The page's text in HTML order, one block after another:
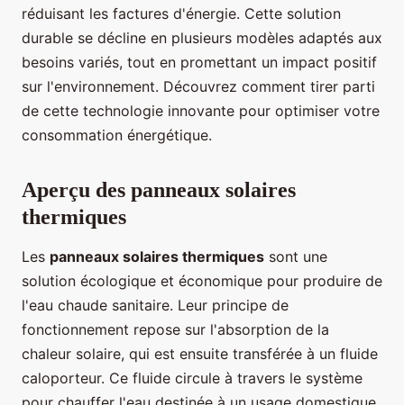
réduisant les factures d'énergie. Cette solution
durable se décline en plusieurs modèles adaptés aux
besoins variés, tout en promettant un impact positif
sur l'environnement. Découvrez comment tirer parti
de cette technologie innovante pour optimiser votre
consommation énergétique.
Aperçu des panneaux solaires
thermiques
Les panneaux solaires thermiques sont une
solution écologique et économique pour produire de
l'eau chaude sanitaire. Leur principe de
fonctionnement repose sur l'absorption de la
chaleur solaire, qui est ensuite transférée à un fluide
caloporteur. Ce fluide circule à travers le système